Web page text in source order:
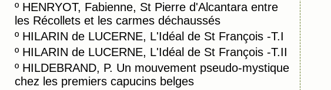
º HENRYOT, Fabienne, St Pierre d'Alcantara entre
les Récollets et les carmes déchaussés
º HILARIN de LUCERNE, L'Idéal de St François -T.I
º HILARIN de LUCERNE, L'Idéal de St François -T.II
º HILDEBRAND, P. Un mouvement pseudo-mystique
chez les premiers capucins belges